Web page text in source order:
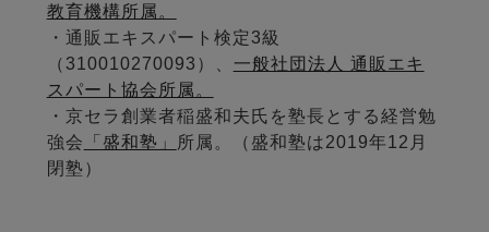
教育機構所属。
・通販エキスパート検定3級
（310010270093）、 一般社団法人 通販エキ
スパート協会所属。
・京セラ創業者稲盛和夫氏を塾長とする経営勉
強会 「盛和塾」
所属。（盛和塾は2019年12月
閉塾）